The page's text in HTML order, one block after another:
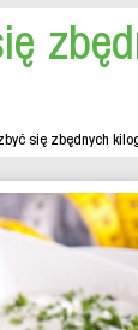
się zbędnych